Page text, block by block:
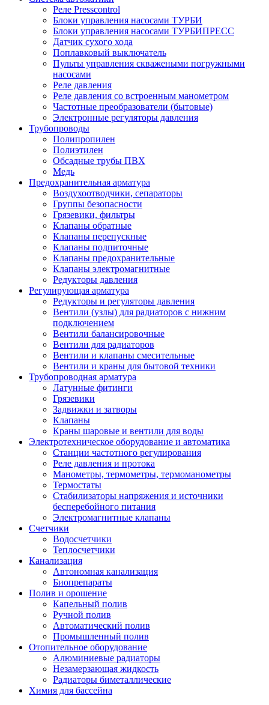
Реле Presscontrol
Блоки управления насосами ТУРБИ
Блоки управления насосами ТУРБИПРЕСС
Датчик сухого хода
Поплавковый выключатель
Пульты управления скважеными погружными
насосами
Реле давления
Реле давления со встроенным манометром
Частотные преобразователи (бытовые)
Электронные регуляторы давления
Трубопроводы
Полипропилен
Полиэтилен
Обсадные трубы ПВХ
Медь
Предохранительная арматура
Воздухоотводчики, сепараторы
Группы безопасности
Грязевики, фильтры
Клапаны обратные
Клапаны перепускные
Клапаны подпиточные
Клапаны предохранительные
Клапаны электромагнитные
Редукторы давления
Регулирующая арматура
Редукторы и регуляторы давления
Вентили (узлы) для радиаторов с нижним
подключением
Вентили балансировочные
Вентили для радиаторов
Вентили и клапаны смесительные
Вентили и краны для бытовой техники
Трубопроводная арматура
Латунные фитинги
Грязевики
Задвижки и затворы
Клапаны
Краны шаровые и вентили для воды
Электротехническое оборудование и автоматика
Станции частотного регулирования
Реле давления и протока
Манометры, термометры, термоманометры
Термостаты
Стабилизаторы напряжения и источники
бесперебойного питания
Электромагнитные клапаны
Счетчики
Водосчетчики
Теплосчетчики
Канализация
Автономная канализация
Биопрепараты
Полив и орошение
Капельный полив
Ручной полив
Автоматический полив
Промышленный полив
Отопительное оборудование
Алюминиевые радиаторы
Незамерзающая жидкость
Радиаторы биметаллические
Химия для бассейна